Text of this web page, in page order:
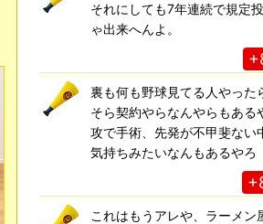
それにしても7年連続で規定
ゃ出来へんよ。
裏も何も野球見てる人やった
そら契約やらなんやらもあ
攻で手術、先発が不甲斐ない
気持ちみたいなんもあるやろ
これはもうアレや、ラーメン